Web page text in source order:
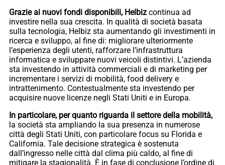
Grazie ai nuovi fondi disponibili, Helbiz continua ad
investire nella sua crescita. In qualità di società basata
sulla tecnologia, Helbiz sta aumentando gli investimenti in
ricerca e sviluppo, al fine di: migliorare ulteriormente
l’esperienza degli utenti, rafforzare l’infrastruttura
informatica e sviluppare nuovi veicoli distintivi. L’azienda
sta investendo in attività commerciali e di marketing per
incrementare i servizi di mobilità, food delivery e
intrattenimento. Contestualmente sta investendo per
acquisire nuove licenze negli Stati Uniti e in Europa.
In particolare, per quanto riguarda il settore della mobilità,
la società sta ampliando la sua presenza in numerose
città degli Stati Uniti, con particolare focus su Florida e
California. Tale decisione strategica è sostenuta
dall’ingresso nelle città dal clima più caldo, al fine di
mitigare la stagionalità. È in fase di conclusione l’ordine di